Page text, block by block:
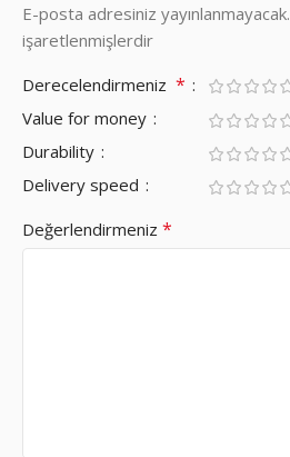
E-posta adresiniz yayınlanmayacak.
işaretlenmişlerdir
Derecelendirmeniz *
Value for money
Durability
Delivery speed
Değerlendirmeniz *